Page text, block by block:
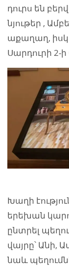
դուրս են
նյութեր ,
աքաղաղ, իսկ
Սարդուրի 2-
Խաղի
երեխան
ընտրել
վայրը՝ Անի,
նաև